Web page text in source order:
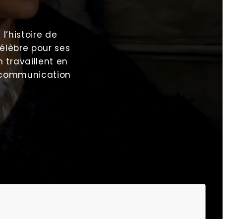
de
pour ses
travaillent en